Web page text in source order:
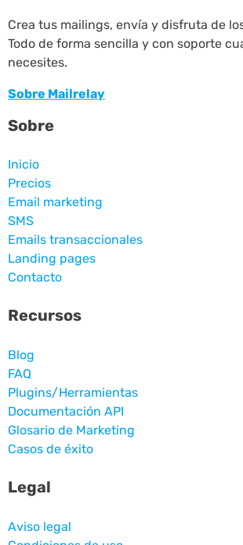
Crea tus mailings, envía y disfruta de
Todo de forma sencilla y con soporte
necesites.
Sobre Mailrelay
Sobre
Inicio
Precios
Email marketing
SMS
Emails transaccionales
Landing pages
Contacto
Recursos
Blog
FAQ
Plugins/Herramientas
Documentación API
Glosario de Marketing
Casos de éxito
Legal
Aviso legal